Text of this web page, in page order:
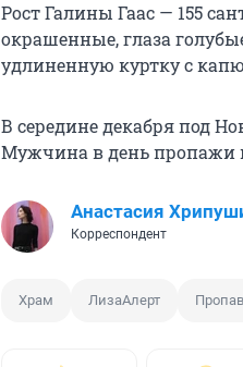
Рост Галины Гаас — 155
окрашенные, глаза
удлиненную куртку с
В середине декабря под
Мужчина в день пропажи
Анастасия
Корреспондент
Храм ЛизаАлерт